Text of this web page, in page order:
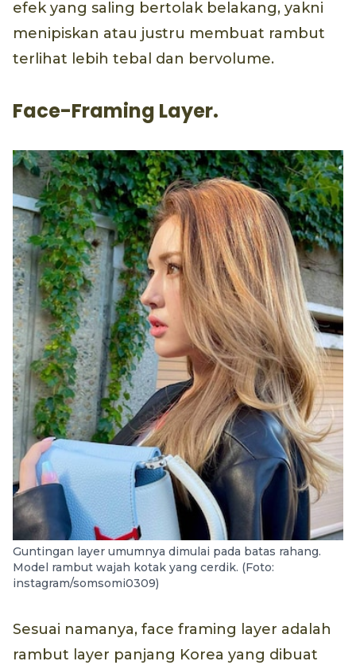
efek yang saling bertolak belakang, yakni
menipiskan atau justru membuat rambut
terlihat lebih tebal dan bervolume.
Face-Framing Layer.
Guntingan layer umumnya dimulai pada batas rahang.
Model rambut wajah kotak yang cerdik. (Foto:
instagram/somsomi0309)
Sesuai namanya, face framing layer adalah
rambut layer panjang Korea yang dibuat